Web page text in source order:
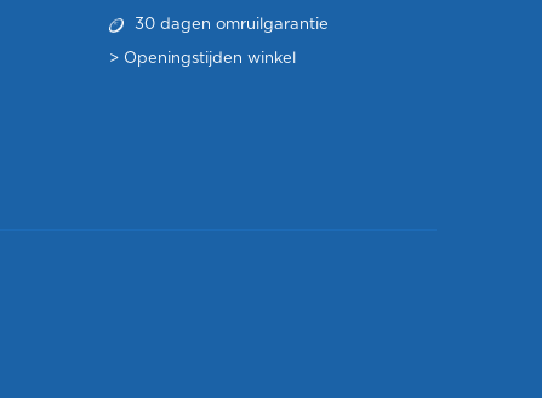
30 dagen omruilgarantie
> Openingstijden winkel